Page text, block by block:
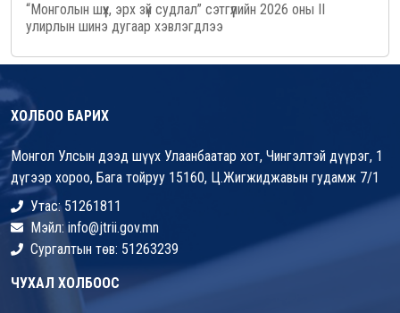
“Монголын шүүх, эрх зүй судлал” сэтгүүлийн 2026 оны II
улирлын шинэ дугаар хэвлэгдлээ
ХОЛБОО БАРИХ
Монгол Улсын дээд шүүх Улаанбаатар хот, Чингэлтэй дүүрэг, 1
дүгээр хороо, Бага тойруу 15160, Ц.Жигжиджавын гудамж 7/1
Утас: 51261811
Мэйл: info@jtrii.gov.mn
Сургалтын төв: 51263239
ЧУХАЛ ХОЛБООС